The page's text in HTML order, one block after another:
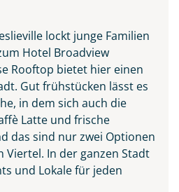
lockt junge Familien
Hotel Broadview
Rooftop bietet hier einen
Gut frühstücken lässt es
in dem sich auch die
Latte und frische
das sind nur zwei Optionen
Viertel. In der ganzen Stadt
und Lokale für jeden